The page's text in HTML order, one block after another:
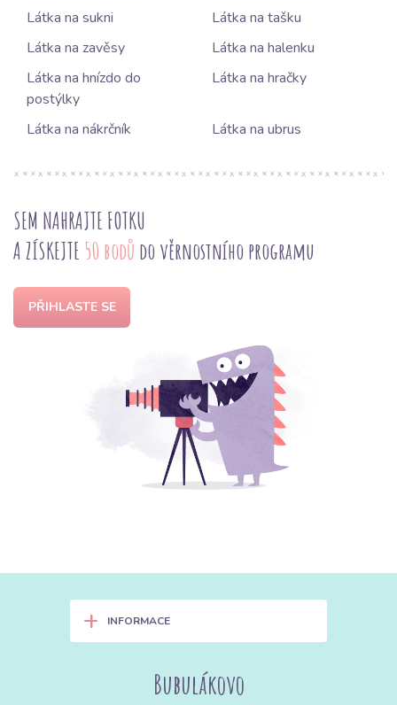
Látka na sukni
Látka na tašku
Látka na zavěsy
Látka na halenku
Látka na hnízdo do
postýlky
Látka na hračky
Látka na nákrčník Látka na ubrus
SEM NAHRAJTE FOTKU
A ZÍSKEJTE 50 bodů do věrnostního programu
PŘIHLASTE SE
+ INFORMACE
Bubulákovo